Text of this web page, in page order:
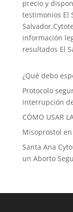
precio y
testimonios El
información
resultados El
¿Qué debo
Protocolo
interrupción
CÓMO USAR
Misoprostol en
Santa Ana
un Aborto